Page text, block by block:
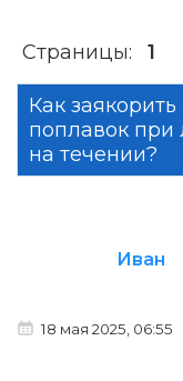
Страницы: 1
Как заякорить
поплавок при
на течении?
Иван
18 мая 2025, 06:55